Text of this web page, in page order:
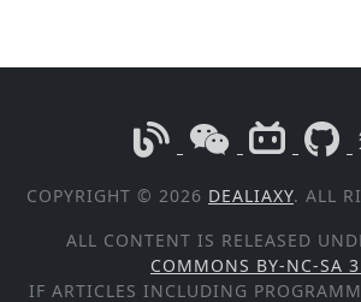
COPYRIGHT © 2026 DEALIAXY. ALL
ALL CONTENT IS RELEASED
COMMONS BY-NC-SA
IF ARTICLES INCLUDING